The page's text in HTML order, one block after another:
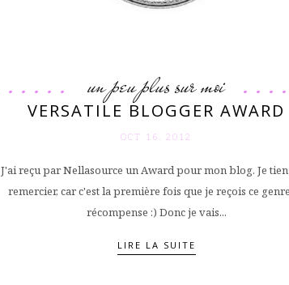
un peu plus sur moi
VERSATILE BLOGGER AWARD
OCT 16. 2012
J'ai reçu par Nellasource un Award pour mon blog. Je
remercier, car c'est la première fois que je reçois ce
récompense :) Donc je vais...
LIRE LA SUITE